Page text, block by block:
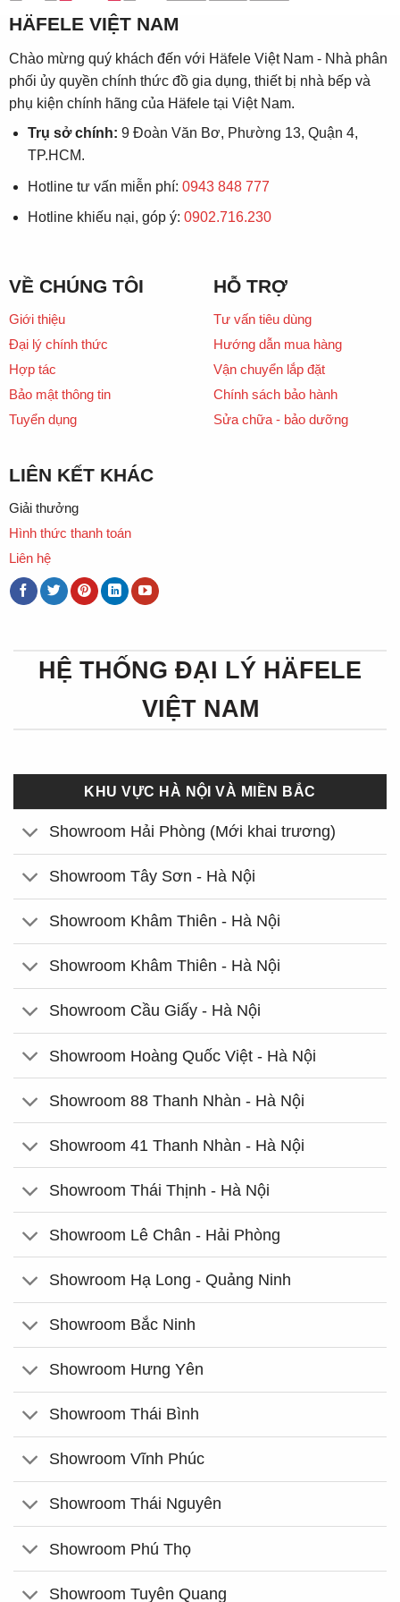
HÄFELE VIỆT NAM
Chào mừng quý khách đến với Häfele Việt Nam - Nhà phân
phối ủy quyền chính thức đồ gia dụng, thiết bị nhà bếp và
phụ kiện chính hãng của Häfele tại Việt Nam.
Trụ sở chính: 9 Đoàn Văn Bơ, Phường 13, Quận 4,
TP.HCM.
Hotline tư vấn miễn phí: 0943 848 777
Hotline khiếu nại, góp ý: 0902.716.230
VỀ CHÚNG TÔI
Giới thiệu
Đại lý chính thức
Hợp tác
Bảo mật thông tin
Tuyển dụng
HỖ TRỢ
Tư vấn tiêu dùng
Hướng dẫn mua hàng
Vận chuyển lắp đặt
Chính sách bảo hành
Sửa chữa - bảo dưỡng
LIÊN KẾT KHÁC
Giải thưởng
Hình thức thanh toán
Liên hệ
HỆ THỐNG ĐẠI LÝ HÄFELE
VIỆT NAM
KHU VỰC HÀ NỘI VÀ MIỀN BẮC
Showroom Hải Phòng (Mới khai trương)
Showroom Tây Sơn - Hà Nội
Showroom Khâm Thiên - Hà Nội
Showroom Khâm Thiên - Hà Nội
Showroom Cầu Giấy - Hà Nội
Showroom Hoàng Quốc Việt - Hà Nội
Showroom 88 Thanh Nhàn - Hà Nội
Showroom 41 Thanh Nhàn - Hà Nội
Showroom Thái Thịnh - Hà Nội
Showroom Lê Chân - Hải Phòng
Showroom Hạ Long - Quảng Ninh
Showroom Bắc Ninh
Showroom Hưng Yên
Showroom Thái Bình
Showroom Vĩnh Phúc
Showroom Thái Nguyên
Showroom Phú Thọ
Showroom Tuyên Quang